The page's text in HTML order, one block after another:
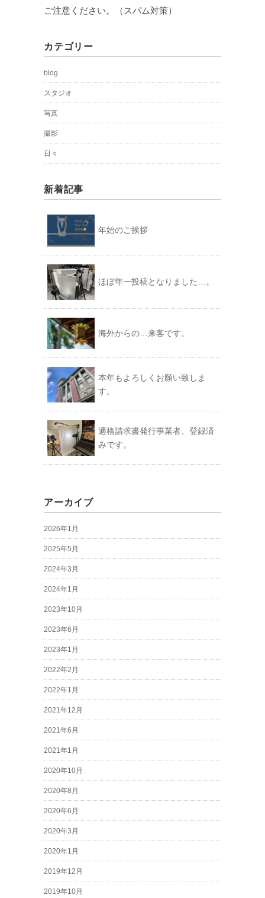
ご注意ください。（スパム対策）
カテゴリー
blog
スタジオ
写真
撮影
日々
新着記事
年始のご挨拶
ほぼ年一投稿となりました…。
海外からの…来客です。
本年もよろしくお願い致しま
す。
適格請求書発行事業者、登録済
みです。
アーカイブ
2026年1月
2025年5月
2024年3月
2024年1月
2023年10月
2023年6月
2023年1月
2022年2月
2022年1月
2021年12月
2021年6月
2021年1月
2020年10月
2020年8月
2020年6月
2020年3月
2020年1月
2019年12月
2019年10月